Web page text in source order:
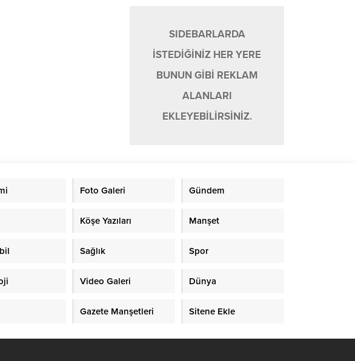
SIDEBARLARDA
İSTEDİĞİNİZ HER YERE
BUNUN GİBİ REKLAM
ALANLARI
EKLEYEBİLİRSİNİZ.
Foto Galeri Gündem
Köşe Yazıları Manşet
Sağlık Spor
Video Galeri Dünya
Gazete Manşetleri Sitene Ekle